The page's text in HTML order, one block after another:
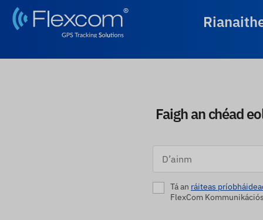
Faigh an chéad
Tá an ráiteas
FlexCom